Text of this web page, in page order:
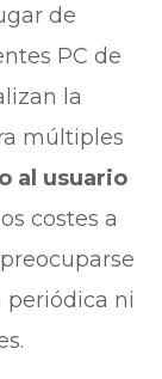
de
PC de
la
múltiples
al usuario
costes a
periódica ni